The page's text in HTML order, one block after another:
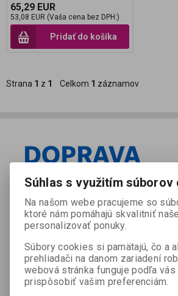
65,29 EUR
53,08 EUR (Vaša cena bez DPH:)
Pridať do košíka
Strana 1 z 1 Celkom 1 záznamov
Súhlas s využitím súborov
Na našom webe pracujeme so
ktoré nám pomáhajú skvalitniť
personalizovať ponuky.
Súbory cookies si pamätajú, čo a
prehliadači na danom zariadení
webová stránka funguje podľa
prispôsobiť vašim preferenciám.